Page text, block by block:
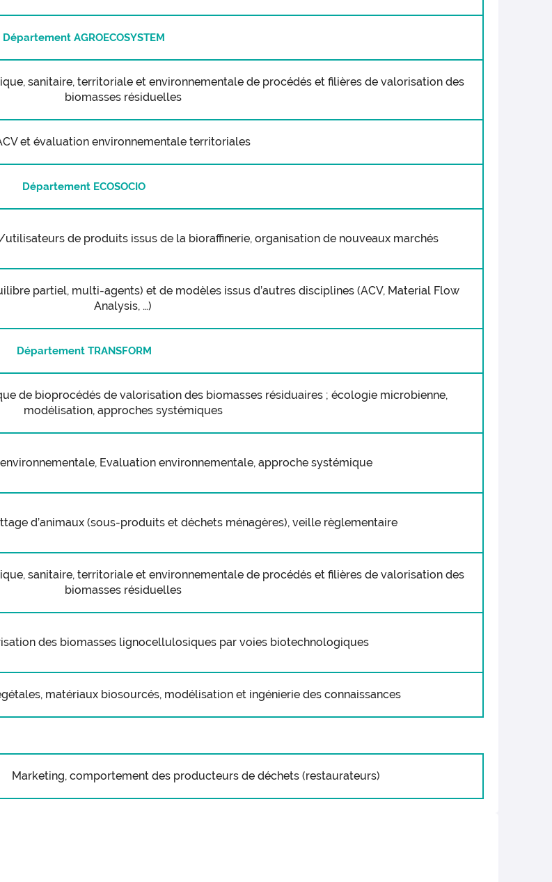
Département AGROECOSYSTEM
sanitaire, territoriale et environnementale de procédés et filières de valorisation des
biomasses résiduelles
et évaluation environnementale territoriales
Département ECOSOCIO
de produits issus de la bioraffinerie, organisation de nouveaux marchés
partiel, multi-agents) et de modèles issus d’autres disciplines (ACV, Material Flow
Analysis, …)
Département TRANSFORM
de bioprocédés de valorisation des biomasses résiduaires ; écologie microbienne,
modélisation, approches systémiques
Evaluation environnementale, approche systémique
d’animaux (sous-produits et déchets ménagères), veille règlementaire
sanitaire, territoriale et environnementale de procédés et filières de valorisation des
biomasses résiduelles
des biomasses lignocellulosiques par voies biotechnologiques
matériaux biosourcés, modélisation et ingénierie des connaissances
Marketing, comportement des producteurs de déchets (restaurateurs)